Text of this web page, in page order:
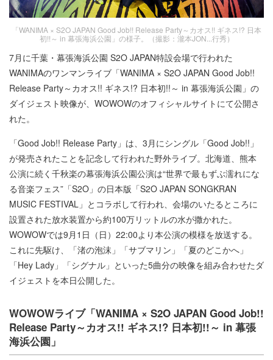
「WANIMA × S2O JAPAN Good Job!! Release Party～カオス!! ギネス!? 日本
初!!～ in 幕張海浜公園」の様子。（撮影：瀧本JON...行秀）
7月に千葉・幕張海浜公園 S2O JAPAN特設会場で行われた
WANIMAのワンマンライブ「WANIMA × S2O JAPAN Good Job!!
Release Party～カオス!! ギネス!? 日本初!!～ in 幕張海浜公園」の
ダイジェスト映像が、WOWOWのオフィシャルサイトにて公開さ
れた。
「Good Job!! Release Party」は、3月にシングル「Good Job!!」
が発売されたことを記念して行われた野外ライブ。北海道、熊本
公演に続く千秋楽の幕張海浜公園公演は“世界で最もずぶ濡れにな
る音楽フェス”「S2O」の日本版「S2O JAPAN SONGKRAN
MUSIC FESTIVAL」とコラボして行われ、会場のいたるところに
設置された放水装置から約100万リットルの水が撒かれた。
WOWOWでは9月1日（日）22:00より本公演の模様を放送する。
これに先駆け、「渚の泡沫」「サブマリン」「夏のどこかへ」
「Hey Lady」「シグナル」といった5曲分の映像を組み合わせたダ
イジェストを本日公開した。
WOWOWライブ「WANIMA × S2O JAPAN Good Job!!
Release Party～カオス!! ギネス!? 日本初!!～ in 幕張
海浜公園」